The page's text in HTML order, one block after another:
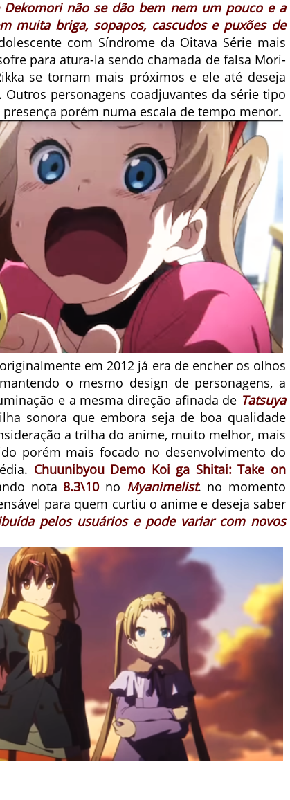
não se dão bem nem um pouco e a
muita briga, sopapos, cascudos e puxões de
com Síndrome da Oitava Série mais
para atura-la sendo chamada de falsa Mori-
se tornam mais próximos e ele até deseja
personagens coadjuvantes da série tipo
porém numa escala de tempo menor.
em 2012 já era de encher os olhos
o mesmo design de personagens, a
e a mesma direção afinada de Tatsuya
sonora que embora seja de boa qualidade
a trilha do anime, muito melhor, mais
porém mais focado no desenvolvimento do
Chuunibyou Demo Koi ga Shitai: Take on
nota 8.3\10no Myanimelist. no momento
para quem curtiu o anime e deseja saber
pelos usuários e pode variar com novos